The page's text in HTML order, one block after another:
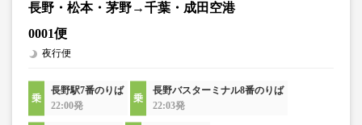
長野・松本・茅野→千葉・成田空港
0001便
夜行便
長野駅7番のりば
22:00発
長野バスターミナル8番のりば
22:03発